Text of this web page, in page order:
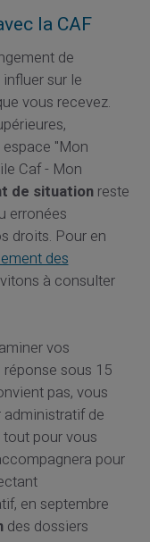
la CAF
de
sur le
vous recevez.
"Mon
Caf - Mon
de situationreste
erronées
droits. Pour en
des
à consulter
vos
sous 15
pas, vous
de
pour vous
pour
en septembre
des dossiers